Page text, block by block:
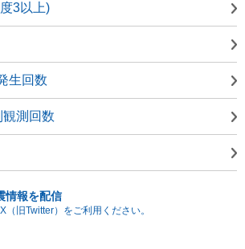
3以上)
生回数
測回数
情報を配信
（旧Twitter）をご利用ください。